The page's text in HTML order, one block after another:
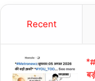
Recent